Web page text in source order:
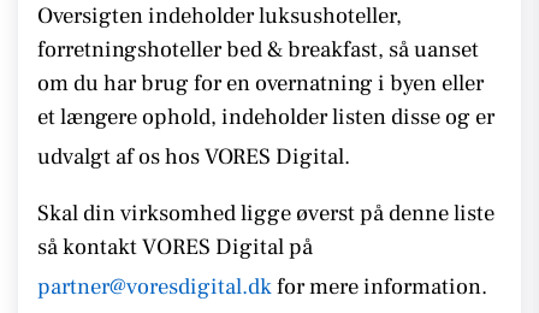
Oversigten indeholder luksushoteller,
forretningshoteller bed & breakfast, så uanset
om du har brug for en overnatning i byen eller
et længere ophold, indeholder listen disseog er
udvalgt af os hos VORES Digital.
Skal din virksomhed ligge øverst på denne liste
så kontaktVORES Digital på
partner@voresdigital.dkfor mere information.